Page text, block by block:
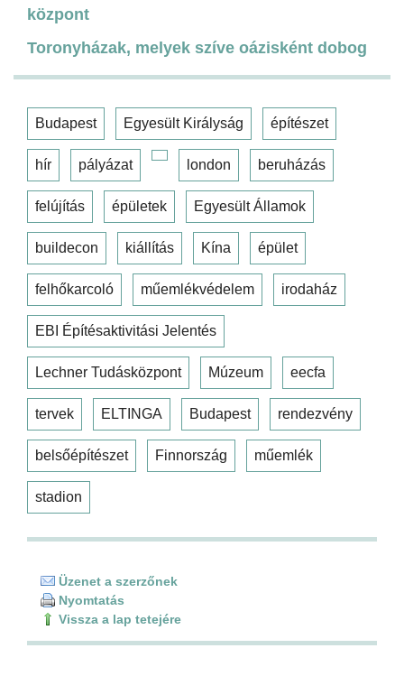
központ
Toronyházak, melyek szíve oázisként dobog
Budapest Egyesült Királyság építészet
hír pályázat london beruházás
felújítás épületek Egyesült Államok
buildecon kiállítás Kína épület
felhőkarcoló műemlékvédelem irodaház
EBI Építésaktivitási Jelentés
Lechner Tudásközpont Múzeum eecfa
tervek ELTINGA Budapest rendezvény
belsőépítészet Finnország műemlék
stadion
Üzenet a szerzőnek
Nyomtatás
Vissza a lap tetejére